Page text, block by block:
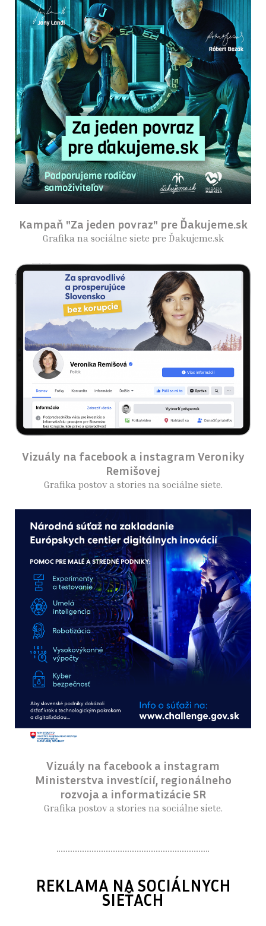
Kampaň "Za jeden povraz" pre Ďakujeme.sk
Grafika na sociálne siete pre Ďakujeme.sk
Vizuály na facebook a instagram Veroniky
Remišovej
Grafika postov a stories na sociálne siete.
Vizuály na facebook a instagram
Ministerstva investícií, regionálneho
rozvoja a informatizácie SR
Grafika postov a stories na sociálne siete.
REKLAMA NA SOCIÁLNYCH
SIEŤACH